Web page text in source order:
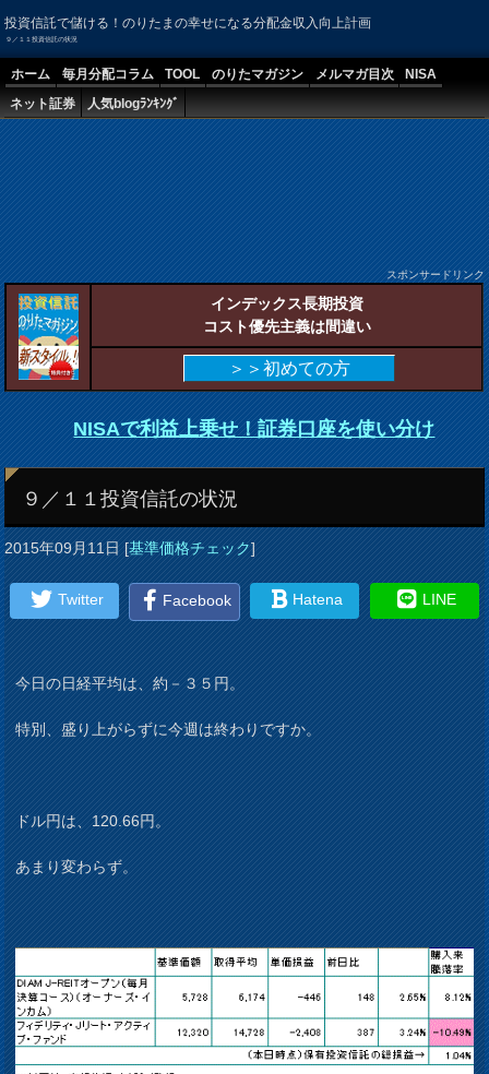
投資信託で儲ける！のりたまの幸せになる分配金収入向上計画
９／１１投資信託の状況
ホーム 毎月分配コラム TOOL のりたマガジン メルマガ目次
NISA
ネット証券
人気blogﾗﾝｷﾝｸﾞ
スポンサードリンク
インデックス長期投資
コスト優先主義は間違い
＞＞初めての方
NISAで利益上乗せ！証券口座を使い分け
９／１１投資信託の状況
2015年09月11日[基準価格チェック]
Twitter Facebook Hatena LINE
今日の日経平均は、約－３５円。
特別、盛り上がらずに今週は終わりですか。
ドル円は、120.66円。
あまり変わらず。